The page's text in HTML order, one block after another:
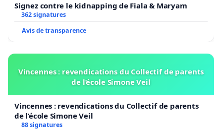
Signez contre le kidnapping de Fiala & Maryam
362 signatures
Avis de transparence
Vincennes : revendications du Collectif de parents
de l’école Simone Veil
Vincennes : revendications du Collectif de parents
de l’école Simone Veil
88 signatures